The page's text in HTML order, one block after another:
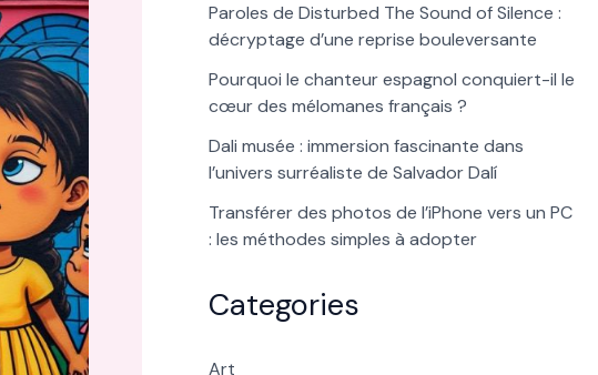
Paroles de Disturbed The Sound of Silence :
décryptage d’une reprise bouleversante
Pourquoi le chanteur espagnol conquiert-il le
cœur des mélomanes français ?
Dali musée : immersion fascinante dans
l’univers surréaliste de Salvador Dalí
Transférer des photos de l’iPhone vers un PC
: les méthodes simples à adopter
Categories
Art